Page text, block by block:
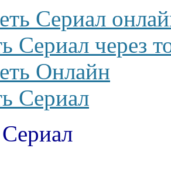
Сериал
Сериал через
Онлайн
Сериал